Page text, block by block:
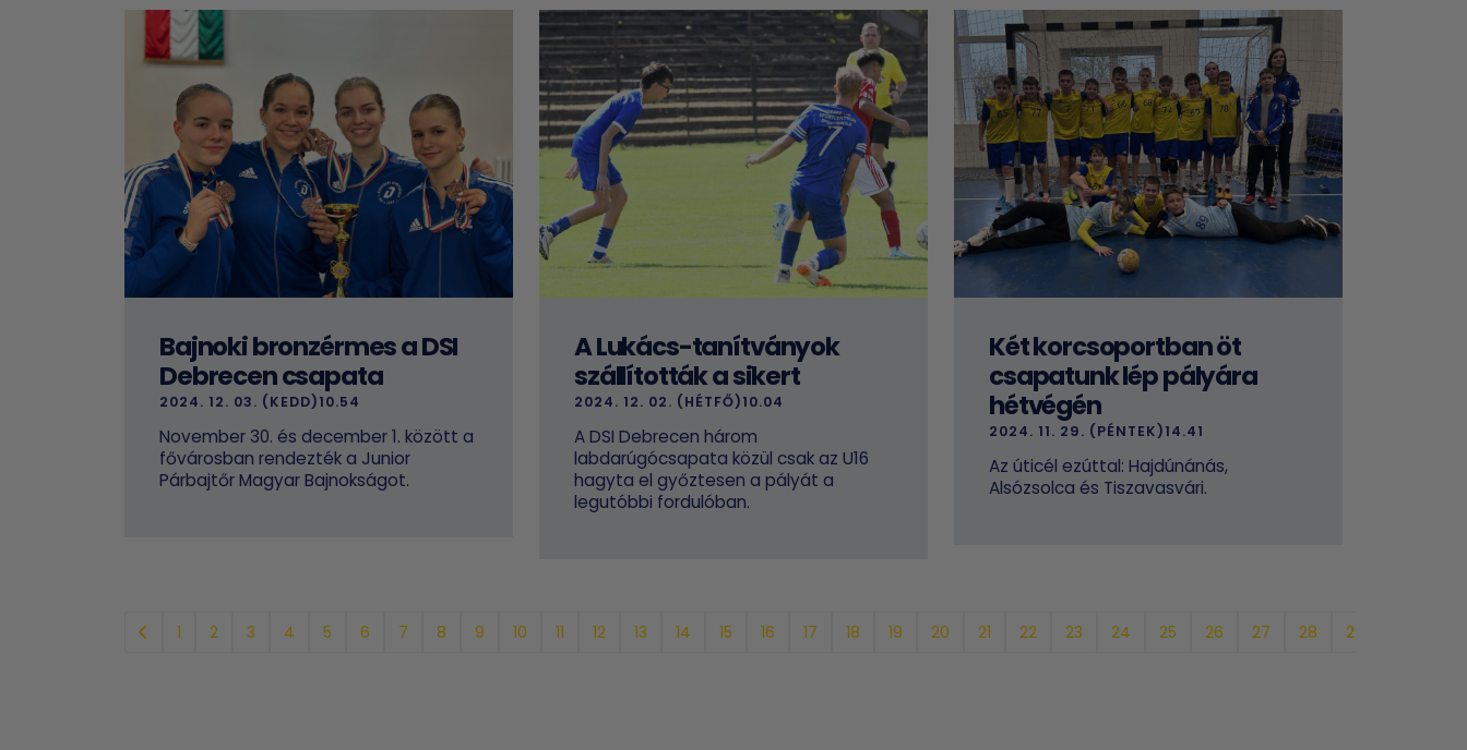
Bajnoki bronzérmes a DSI
Debrecen csapata
2024. 12. 03. (KEDD)10.54
November 30. és december 1. között a
fővárosban rendezték a Junior
Párbajtőr Magyar Bajnokságot.
A Lukács-tanítványok
szállították a sikert
2024. 12. 02. (HÉTFŐ)10.04
A DSI Debrecen három
labdarúgócsapata közül csak az U16
hagyta el győztesen a pályát a
legutóbbi fordulóban.
Két korcsoportban öt
csapatunk lép pályára
hétvégén
2024. 11. 29. (PÉNTEK)14.41
Az úticél ezúttal: Hajdúnánás,
Alsózsolca és Tiszavasvári.
1 2 3 4 5 6 7 8 9 10 11 12 13 14 15 16 17 18 19 20 21 22 23 24 25 26 27 28 29